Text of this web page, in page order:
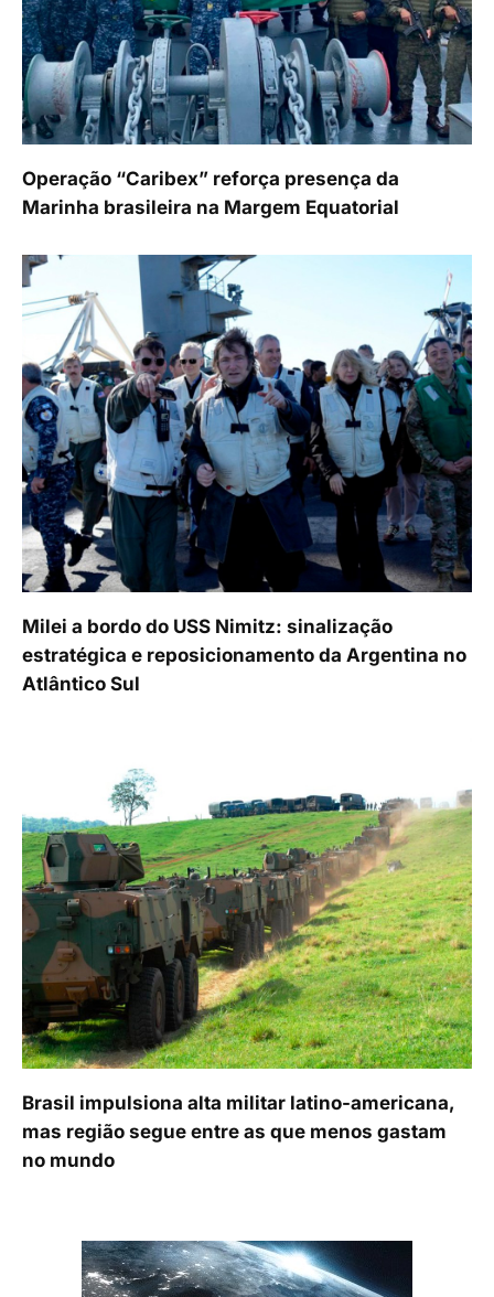
Operação “Caribex” reforça presença da
Marinha brasileira na Margem Equatorial
Milei a bordo do USS Nimitz: sinalização
estratégica e reposicionamento da Argentina no
Atlântico Sul
Brasil impulsiona alta militar latino-americana,
mas região segue entre as que menos gastam
no mundo